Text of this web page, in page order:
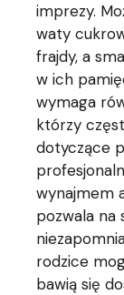
imprezy.
waty
frajdy, a
w ich
wymaga
którzy
dotyczące
wynajmem
pozwala na
rodzice
bawią się